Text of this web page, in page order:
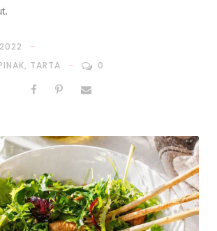
, TARTA 0